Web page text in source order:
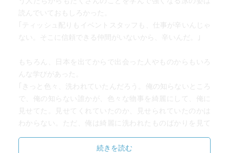
読んでいておもしろかった。
｢ティッシュ配りもイベントスタッフも、仕事が辛いんじゃ
ない。そこに信頼できる仲間がいないから、辛いんだ。｣
もちろん、日本を出てからで出会った人やものからもいろ
んな学びがあった。
｢きっと色々、洗われていたんだろう。俺の知らないところ
で、俺の知らない誰かが、色々な物事を綺麗にして、俺に
見せてた。見せてくれていたのか、見せられていたのかは
わからない。ただ、俺は綺麗に洗われたものばかりを見て
物騒な出来事に遭遇してしまったり、船の上でのちょっ
続きを読む